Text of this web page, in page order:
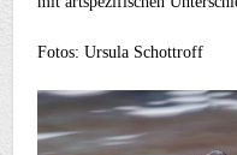
Fotos: Ursula Schottroff